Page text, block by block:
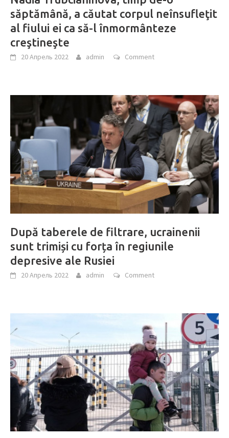
săptămână, a căutat corpul neînsufleţit
al fiului ei ca să-l înmormânteze
creştineşte
20 Апрель 2022 admin Comment
După taberele de filtrare, ucrainenii
sunt trimiși cu forța în regiunile
depresive ale Rusiei
20 Апрель 2022 admin Comment